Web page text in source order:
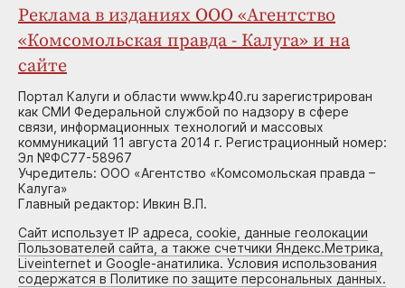
Реклама в изданиях ООО «Агентство
«Комсомольская правда - Калуга» и на
сайте
Портал Калуги и области www.kp40.ru зарегистрирован
как СМИ Федеральной службой по надзору в сфере
связи, информационных технологий и массовых
коммуникаций 11 августа 2014 г. Регистрационный номер:
Эл №ФС77-58967
Учредитель: ООО «Агентство «Комсомольская правда –
Калуга»
Главный редактор: Ивкин В.П.
Сайт использует IP адреса, cookie, данные геолокации
Пользователей сайта, а также счетчики Яндекс.Метрика,
Liveinternet и Google-анатилика. Условия использования
содержатся в Политике по защите персональных данных.